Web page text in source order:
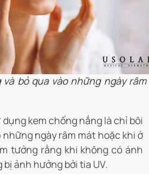
bỏ qua vào những ngày
kem chống nắng là chỉ bôi
ngày râm mát hoặc khi ở
tưởng rằng khi không có ánh
ảnh hưởng bởi tia UV.